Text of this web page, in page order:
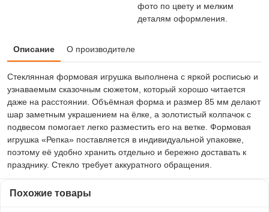
фото по цвету и мелким
деталям оформления.
Описание О производителе
Стеклянная формовая игрушка выполнена с яркой росписью и
узнаваемым сказочным сюжетом, который хорошо читается
даже на расстоянии. Объёмная форма и размер 85 мм делают
шар заметным украшением на ёлке, а золотистый колпачок с
подвесом помогает легко разместить его на ветке. Формовая
игрушка «Репка» поставляется в индивидуальной упаковке,
поэтому её удобно хранить отдельно и бережно доставать к
празднику. Стекло требует аккуратного обращения.
Похожие товары